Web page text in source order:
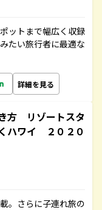
ットまで幅広く収録
たい旅行者に最適な
詳細を見る
方 リゾートスタ
ハワイ ２０２０
。さらに子連れ旅の